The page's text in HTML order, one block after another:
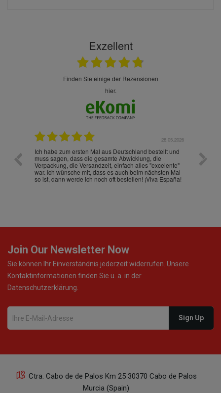
Exzellent
finden Sie einige der Rezensionen
hier.
28.05.2026
Ich habe zum ersten Mal aus Deutschland bestellt und
muss sagen, dass die gesamte Abwicklung, die
Verpackung, die Versandzeit, einfach alles "excelente"
war. Ich wünsche mit, dass es auch beim nächsten Mal
so ist, dann werde ich noch oft bestellen! ¡Viva España!
Die
gut
ist
Join Our Newsletter Now
Sie können Ihr Einverständnis jederzeit widerrufen. Unsere
Kontaktinformationen finden Sie u. a. in der
Datenschutzerklärung.
Ctra. Cabo de de Palos Km 25 30370 Cabo de Palos
Murcia (Spain)